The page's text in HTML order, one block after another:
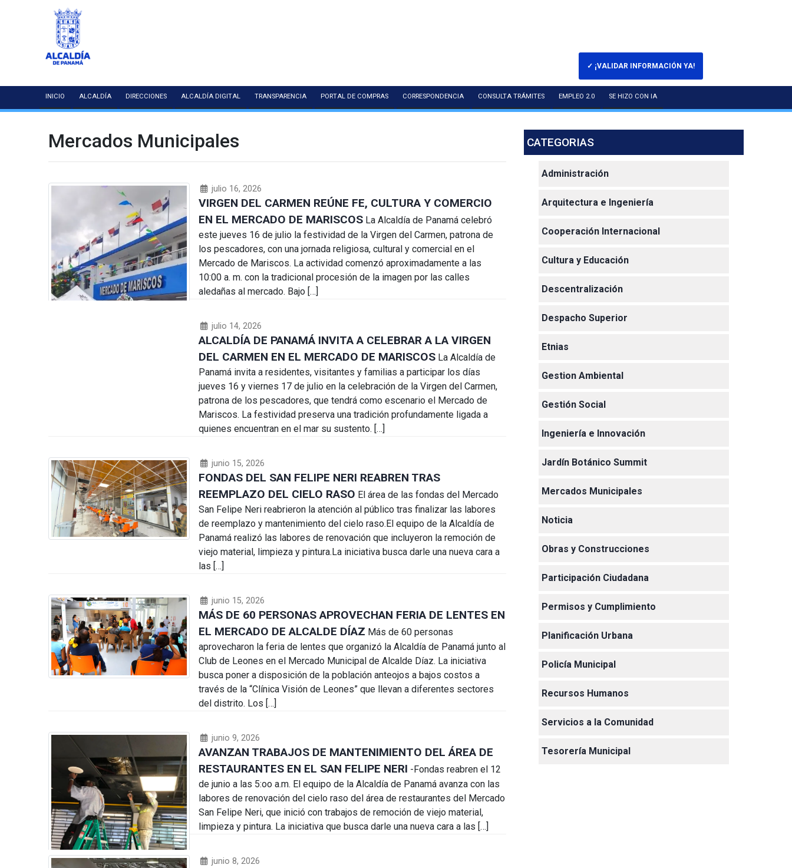
✓ ¡VALIDAR INFORMACIÓN YA!
INICIO ALCALDÍA DIRECCIONES ALCALDÍA DIGITAL TRANSPARENCIA PORTAL DE COMPRAS CORRESPONDENCIA CONSULTA TRÁMITES EMPLEO 2.0 SE HIZO CON IA
Mercados Municipales
julio 16, 2026
VIRGEN DEL CARMEN REÚNE FE, CULTURA Y COMERCIO
EN EL MERCADO DE MARISCOS La Alcaldía de Panamá celebró
este jueves 16 de julio la festividad de la Virgen del Carmen, patrona de
los pescadores, con una jornada religiosa, cultural y comercial en el
Mercado de Mariscos. La actividad comenzó aproximadamente a las
10:00 a. m. con la tradicional procesión de la imagen por las calles
aledañas al mercado. Bajo […]
julio 14, 2026
ALCALDÍA DE PANAMÁ INVITA A CELEBRAR A LA VIRGEN
DEL CARMEN EN EL MERCADO DE MARISCOS La Alcaldía de
Panamá invita a residentes, visitantes y familias a participar los días
jueves 16 y viernes 17 de julio en la celebración de la Virgen del Carmen,
patrona de los pescadores, que tendrá como escenario el Mercado de
Mariscos. La festividad preserva una tradición profundamente ligada a
quienes encuentran en el mar su sustento. […]
junio 15, 2026
FONDAS DEL SAN FELIPE NERI REABREN TRAS
REEMPLAZO DEL CIELO RASO El área de las fondas del Mercado
San Felipe Neri reabrieron la atención al público tras finalizar las labores
de reemplazo y mantenimiento del cielo raso.El equipo de la Alcaldía de
Panamá realizó las labores de renovación que incluyeron la remoción de
viejo material, limpieza y pintura.La iniciativa busca darle una nueva cara a
las […]
junio 15, 2026
MÁS DE 60 PERSONAS APROVECHAN FERIA DE LENTES EN
EL MERCADO DE ALCALDE DÍAZ Más de 60 personas
aprovecharon la feria de lentes que organizó la Alcaldía de Panamá junto al
Club de Leones en el Mercado Municipal de Alcalde Díaz. La iniciativa
busca poner a disposición de la población anteojos a bajos costos a
través de la “Clínica Visión de Leones” que llevan a diferentes sectores
del distrito. Los […]
junio 9, 2026
AVANZAN TRABAJOS DE MANTENIMIENTO DEL ÁREA DE
RESTAURANTES EN EL SAN FELIPE NERI -Fondas reabren el 12
de junio a las 5:oo a.m. El equipo de la Alcaldía de Panamá avanza con las
labores de renovación del cielo raso del área de restaurantes del Mercado
San Felipe Neri, que inició con trabajos de remoción de viejo material,
limpieza y pintura. La iniciativa que busca darle una nueva cara a las […]
junio 8, 2026
CATEGORIAS
Administración
Arquitectura e Ingeniería
Cooperación Internacional
Cultura y Educación
Descentralización
Despacho Superior
Etnias
Gestion Ambiental
Gestión Social
Ingeniería e Innovación
Jardín Botánico Summit
Mercados Municipales
Noticia
Obras y Construcciones
Participación Ciudadana
Permisos y Cumplimiento
Planificación Urbana
Policía Municipal
Recursos Humanos
Servicios a la Comunidad
Tesorería Municipal